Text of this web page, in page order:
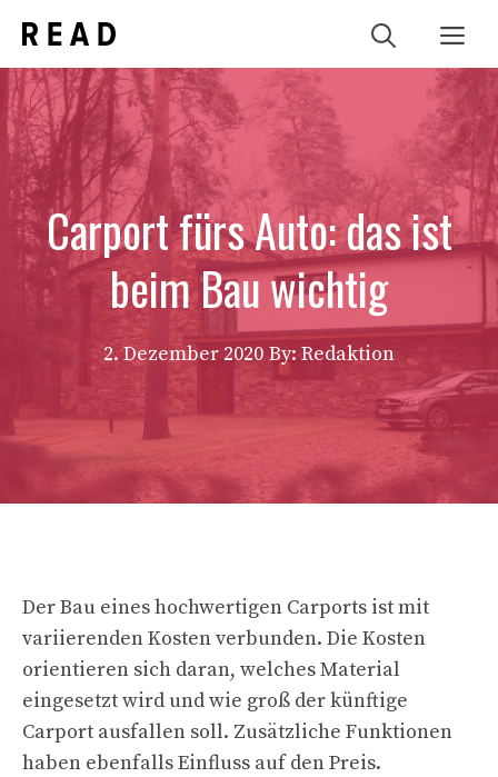
Inhalt
springen
Carport fürs Auto: das ist
beim Bau wichtig
2. Dezember 2020 By: Redaktion
Der Bau eines hochwertigen Carports ist mit
variierenden Kosten verbunden. Die Kosten
orientieren sich daran, welches Material
eingesetzt wird und wie groß der künftige
Carport ausfallen soll. Zusätzliche Funktionen
haben ebenfalls Einfluss auf den Preis.